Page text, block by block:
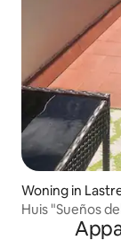
Woning in
Huis "Sueños